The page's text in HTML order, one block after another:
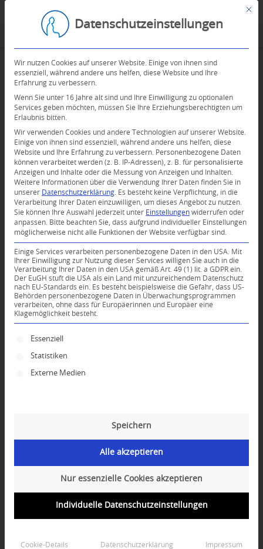
0
KOMMENTARE
Dein Kommentar
An Diskussion beteiligen?
Hinterlassen Sie uns Ihren Kommentar!
Name*
E-Mail-Adresse*
Mit
Datenschutzeinstellungen
Wir nutzen Cookies auf unserer Website. Einige von ihnen sind
essenziell, während andere uns helfen, diese Website und Ihre
Erfahrung zu verbessern.
Wenn Sie unter 16 Jahre alt sind und Ihre Einwilligung zu optionalen
Services geben möchten, müssen Sie Ihre Erziehungsberechtigten um
Erlaubnis bitten.
Wir verwenden Cookies und andere Technologien auf unserer Website.
Einige von ihnen sind essenziell, während andere uns helfen, diese
Website und Ihre Erfahrung zu verbessern.
Personenbezogene Daten
können verarbeitet werden (z. B. IP-Adressen), z. B. für personalisierte
Anzeigen und Inhalte oder die Messung von Anzeigen und Inhalten.
Weitere Informationen über die Verwendung Ihrer Daten finden Sie in
unserer Datenschutzerklärung
Es besteht keine Verpflichtung, in die
Verarbeitung Ihrer Daten einzuwilligen, um dieses Angebot zu nutzen.
Sie können Ihre Auswahl jederzeit unter Einstellungen widerrufen oder
anpassen.
Bitte beachten Sie, dass aufgrund individueller Einstellungen
möglicherweise nicht alle Funktionen der Website verfügbar sind.
Einige Services verarbeiten personenbezogene Daten in den USA. Mit
Ihrer Einwilligung zur Nutzung dieser Services willigen Sie auch in die
Verarbeitung Ihrer Daten in den USA gemäß Art. 49 (1) lit. a GDPR ein.
Der EuGH stuft die USA als ein Land mit unzureichendem Datenschutz
nach EU-Standards ein. Es besteht beispielsweise die Gefahr, dass US-
Behörden personenbezogene Daten in Überwachungsprogrammen
verarbeiten, ohne dass für Europäerinnen und Europäer eine
Klagemöglichkeit besteht.
Es folgt eine Liste der Service-Gruppen, für die
Essenziell
Statistiken
Externe Medien
Speichern
Alle akzeptieren
Nur essenzielle Cookies akzeptieren
Individuelle Datenschutzeinstellungen
Cookie-Details Datenschutzerklärung Impressum